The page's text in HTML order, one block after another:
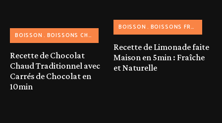
BOISSON BOISSONS CHAUDES
Recette de Chocolat
Chaud Traditionnel avec
Carrés de Chocolat en
10min
BOISSON BOISSONS FRAICHES
Recette de Limonade faite
Maison en 5min : Fraîche
et Naturelle